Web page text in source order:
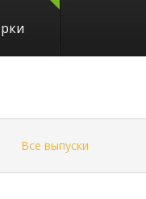
Все выпуски